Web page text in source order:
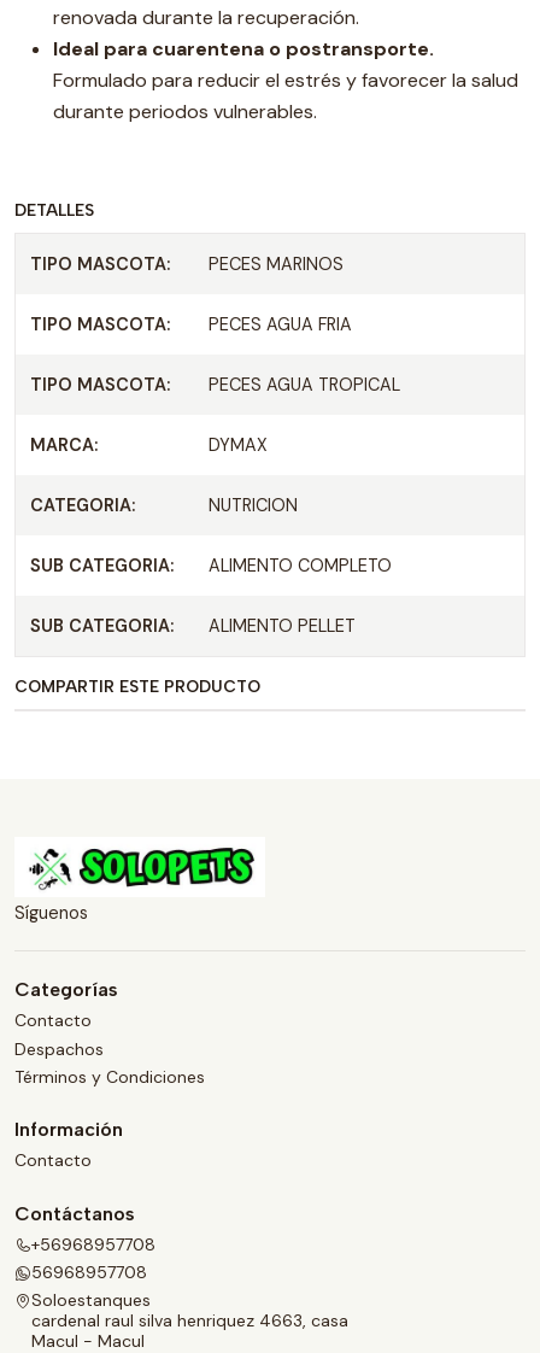
renovada durante la recuperación.
Ideal para cuarentena o postransporte.
Formulado para reducir el estrés y favorecer la salud
durante periodos vulnerables.
DETALLES
TIPO MASCOTA: PECES MARINOS
TIPO MASCOTA: PECES AGUA FRIA
TIPO MASCOTA: PECES AGUA TROPICAL
MARCA: DYMAX
CATEGORIA: NUTRICION
SUB CATEGORIA: ALIMENTO COMPLETO
SUB CATEGORIA: ALIMENTO PELLET
COMPARTIR ESTE PRODUCTO
Síguenos
Categorías
Contacto
Despachos
Términos y Condiciones
Información
Contacto
Contáctanos
+56968957708
56968957708
Soloestanques
cardenal raul silva henriquez 4663, casa
Macul - Macul